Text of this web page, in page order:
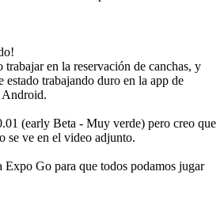
trabajar en la reservación de canchas, y
estado trabajando duro en la app de
Android.
(early Beta - Muy verde) pero creo que
se ve en el video adjunto.
Expo Go para que todos podamos jugar